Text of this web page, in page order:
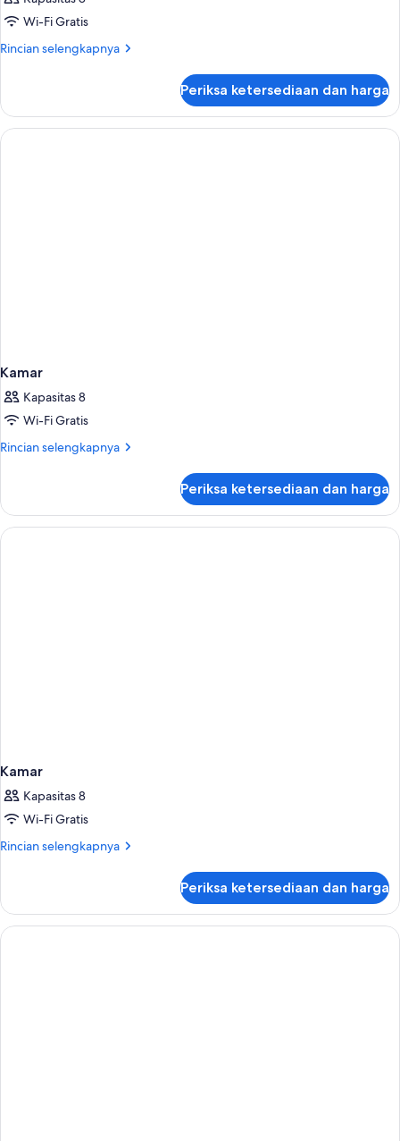
Wi-Fi Gratis
Rincian selengkapnya
Rincian
Kamar
Periksa ketersediaan dan harga
Kamar
Kapasitas 8
Wi-Fi Gratis
Rincian selengkapnya
Rincian
Kamar
Periksa ketersediaan dan harga
Kamar
Kapasitas 8
Wi-Fi Gratis
Rincian selengkapnya
Rincian
Kamar
Periksa ketersediaan dan harga